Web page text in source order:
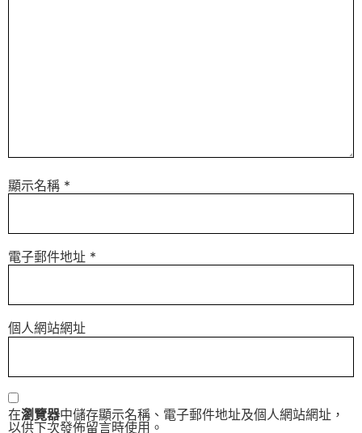
顯示名稱 *
電子郵件地址 *
個人網站網址
在瀏覽器中儲存顯示名稱、電子郵件地址及個人網站網址，
以供下次發佈留言時使用。